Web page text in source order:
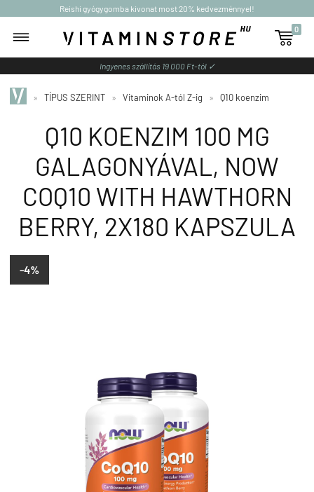
Reishi gyógygomba kivonat most 20% kedvezménnyel!

0
Ingyenes szállítás 19 000 Ft-tól ✓
» TÍPUS SZERINT » Vitaminok A-tól Z-ig » Q10 koenzim
Q10 KOENZIM 100 MG
GALAGONYÁVAL, NOW
COQ10 WITH HAWTHORN
BERRY, 2X180 KAPSZULA
-4%